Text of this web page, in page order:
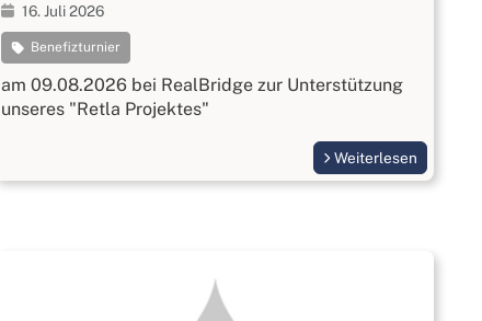
16. Juli 2026
Benefizturnier
am 09.08.2026 bei RealBridge zur Unterstützung
unseres "Retla Projektes"
Weiterlesen